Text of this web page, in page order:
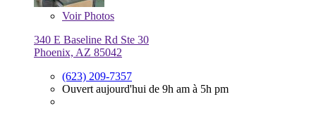
VoirPhotos
340 E Baseline Rd Ste 30
Phoenix, AZ 85042
(623) 209-7357
Ouvert aujourd'hui de 9h am à 5h pm